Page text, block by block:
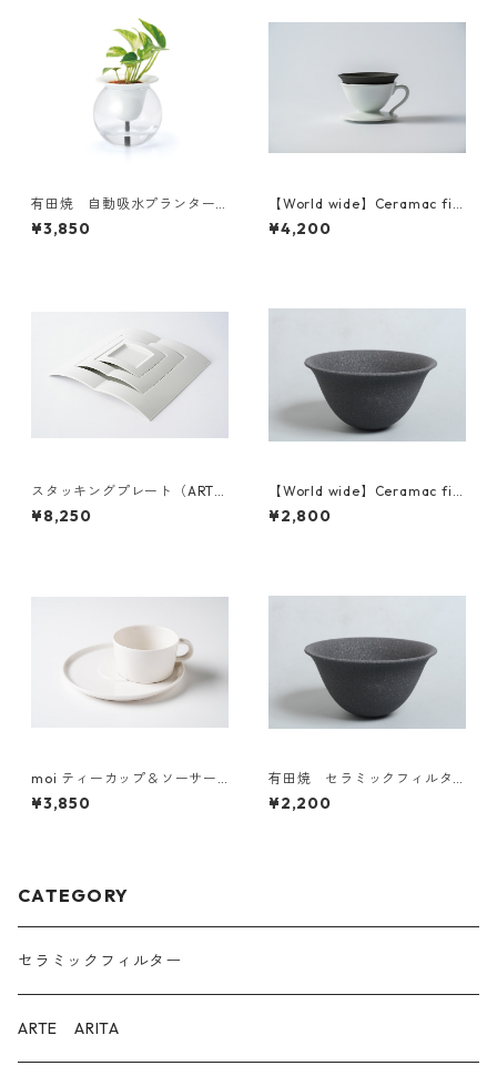
有田焼 自動吸水プランターS
UISUI Japan domestic
¥3,850
【World wide】Ceramac filt
er ＆dripper set 海外発送
¥4,200
スタッキングプレート（ARTE
ARITA）Japan domestic
¥8,250
【World wide】Ceramac filt
er 海外発送
¥2,800
moi ティーカップ＆ソーサー
（ARTE ARITA）Japan dom
estic
¥3,850
有田焼 セラミックフィルタ
ー（単品）Japan domestic
¥2,200
CATEGORY
セラミックフィルター
ARTE ARITA